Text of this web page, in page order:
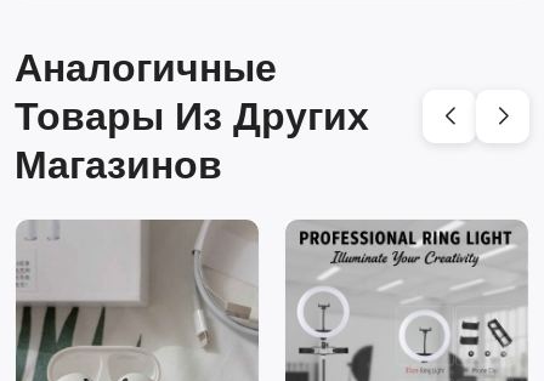
Аналогичные
Товары Из Других
Магазинов